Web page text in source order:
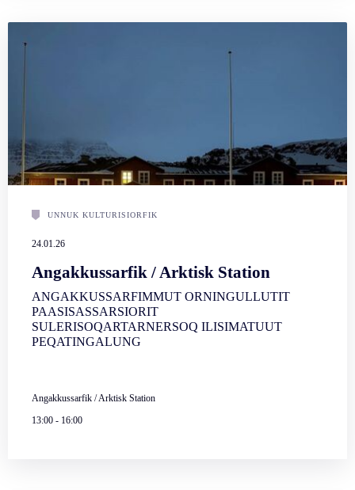
UNNUK KULTURISIORFIK
24.01.26
Angakkussarfik / Arktisk Station
ANGAKKUSSARFIMMUT ORNINGULLUTIT
PAASISASSARSIORIT
SULERISOQARTARNERSOQ ILISIMATUUT
PEQATINGALUNG
Angakkussarfik / Arktisk Station
13:00 - 16:00